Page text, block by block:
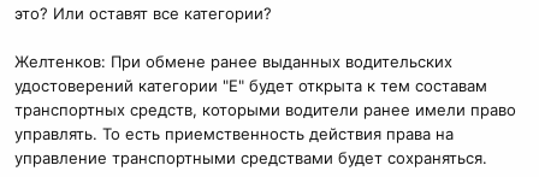
это? Или оставят все категории?
Желтенков: При обмене ранее выданных водительских
удостоверений категории "Е" будет открыта к тем составам
транспортных средств, которыми водители ранее имели право
управлять. То есть приемственность действия права на
управление транспортными средствами будет сохраняться.